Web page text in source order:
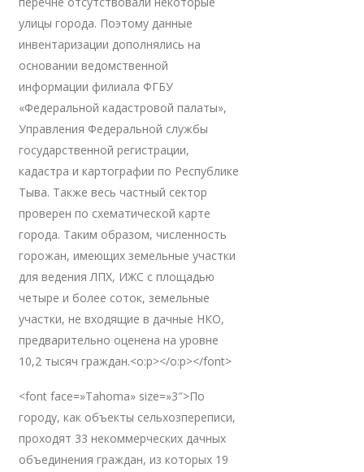
улицы города. Поэтому данные
инвентаризации дополнялись на
основании ведомственной
информации филиала ФГБУ
«Федеральной кадастровой палаты»,
Управления Федеральной службы
государственной регистрации,
кадастра и картографии по Республике
Тыва. Также весь частный сектор
проверен по схематической карте
города. Таким образом, численность
горожан, имеющих земельные участки
для ведения ЛПХ, ИЖС с площадью
четыре и более соток, земельные
участки, не входящие в дачные НКО,
предварительно оценена на уровне
10,2 тысяч граждан.<o:p></o:p></font>
<font face=»Tahoma» size=»3″>По
городу, как объекты сельхозпереписи,
проходят 33 некоммерческих дачных
объединения граждан, из которых 19